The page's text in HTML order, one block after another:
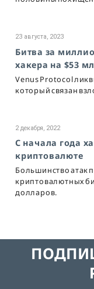
23 августа, 2023
Битва за
хакера на $53
Venus Protocol
который связан
2 декабря, 2022
С начала года
криптовалюте
Большинство атак
криптовалютных
долларов.